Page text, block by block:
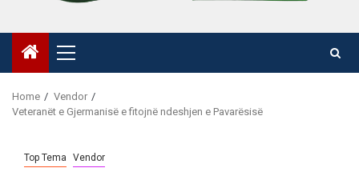
Primary
Menu
Home
Vendor
Veteranët e Gjermanisë e fitojnë ndeshjen e Pavarësisë
Top Tema Vendor